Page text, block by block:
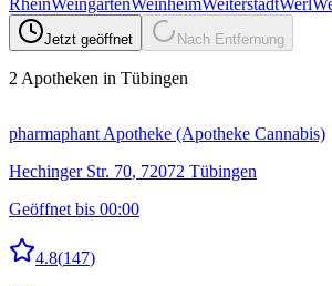
Jetzt geöffnet Nach Entfernung
2 Apotheken in Tübingen
pharmaphant Apotheke (Apotheke Cannabis)
Hechinger Str. 70, 72072 Tübingen
Geöffnet bis 00:00
4.8(147)